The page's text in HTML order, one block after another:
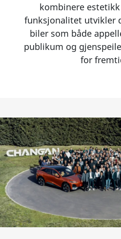
kombinere
funksjonalitet utvikler
biler som både
publikum og
for